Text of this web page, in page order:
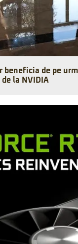
beneficia de pe
la NVIDIA